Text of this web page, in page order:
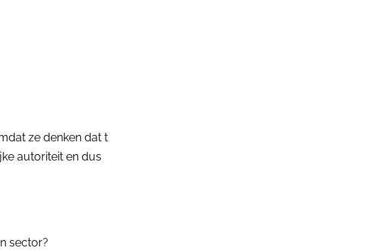
ze denken dat t
autoriteit en dus
sector?